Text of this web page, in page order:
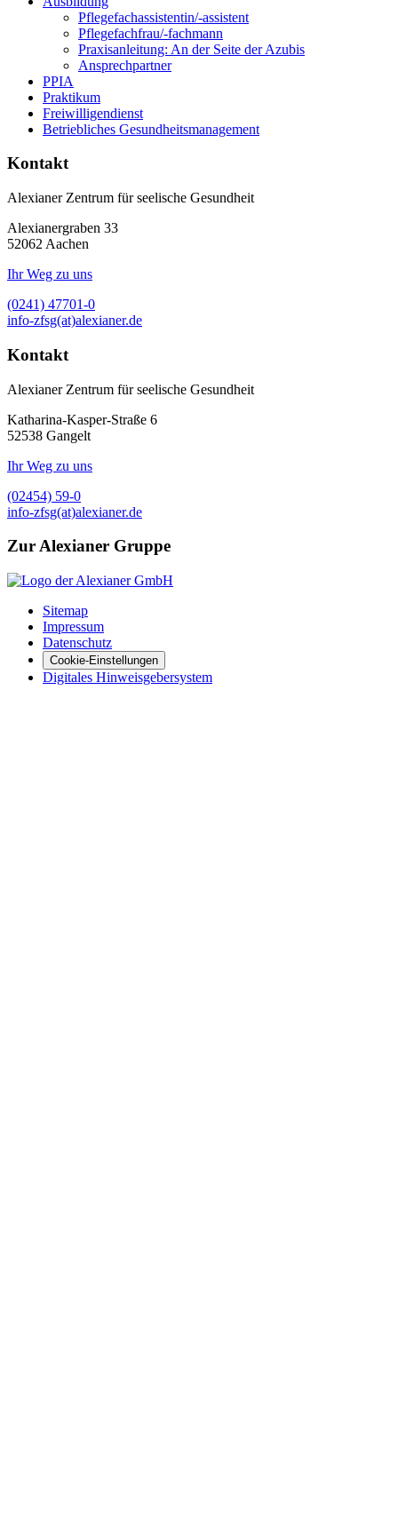
Pflegefachassistentin/-assistent
Pflegefachfrau/-fachmann
Praxisanleitung: An der Seite der Azubis
Ansprechpartner
PPIA
Praktikum
Freiwilligendienst
Betriebliches Gesundheitsmanagement
Kontakt
Alexianer Zentrum für seelische Gesundheit
Alexianergraben 33
52062 Aachen
Ihr Weg zu uns
(0241) 47701-0
info-zfsg(at)alexianer.de
Kontakt
Alexianer Zentrum für seelische Gesundheit
Katharina-Kasper-Straße 6
52538 Gangelt
Ihr Weg zu uns
(02454) 59-0
info-zfsg(at)alexianer.de
Zur Alexianer Gruppe
Sitemap
Impressum
Datenschutz
Cookie-Einstellungen
Digitales Hinweisgebersystem